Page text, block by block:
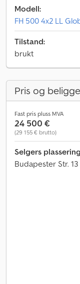
Modell:
FH 500 4x2 LL
Tilstand:
brukt
Pris og
Fast pris pluss MVA
24 500 €
(29 155 € brutto)
Selgers
Budapester Str.